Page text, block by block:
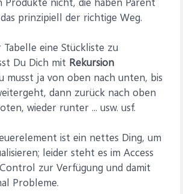
prinzipiell der richtige Weg.
Tabelle eine Stückliste zu
Du Dich mit Rekursion
musst ja von oben nach unten, bis
dann zurück nach oben
wieder runter ... usw. usf.
ist ein nettes Ding, um
leider steht es im Access
zur Verfügung und damit
Probleme.